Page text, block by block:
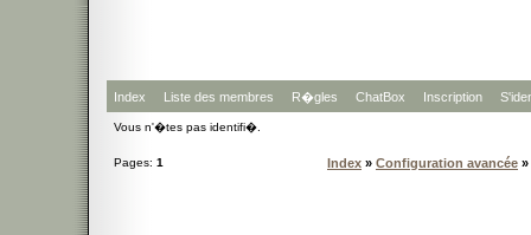
Index Liste des membres R�gles ChatBox Inscription
Vous n'�tes pas identifi�.
Pages: 1 Index » Configuration avancée »